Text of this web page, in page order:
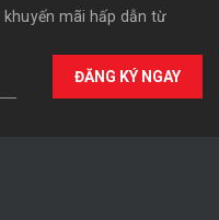
mãi hấp dẫn từ
ĐĂNG KÝ NGAY